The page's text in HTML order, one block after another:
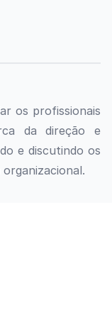
os profissionais
da direção e
e discutindo os